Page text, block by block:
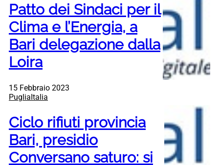
Patto dei Sindaci per il
Clima e l’Energia, a
Bari delegazione dalla
Loira
15 Febbraio 2023
PugliaItalia
Ciclo rifiuti provincia
Bari, presidio
Conversano saturo: si